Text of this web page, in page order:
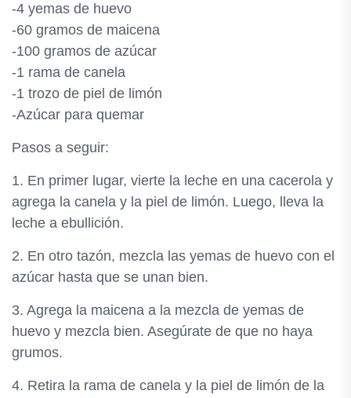
-4 yemas de huevo
-60 gramos de maicena
-100 gramos de azúcar
-1 rama de canela
-1 trozo de piel de limón
-Azúcar para quemar
Pasos a seguir:
1. En primer lugar, vierte la leche en una cacerola y
agrega la canela y la piel de limón. Luego, lleva la
leche a ebullición.
2. En otro tazón, mezcla las yemas de huevo con el
azúcar hasta que se unan bien.
3. Agrega la maicena a la mezcla de yemas de
huevo y mezcla bien. Asegúrate de que no haya
grumos.
4. Retira la rama de canela y la piel de limón de la